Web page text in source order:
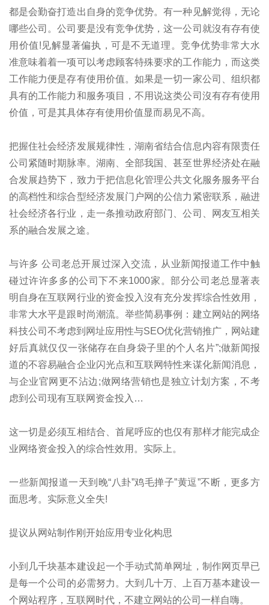
都是会勤奋打造出自身的竞争优势。有一种见解觉得，无论
哪些公司。公司要是没有竞争优势，这一公司就沒有存有使
用价值!见解显著偏执，可是不无道理。竞争优势非常大水
准意味着着一项可以考虑顾客特殊要求的工作能力，而这类
工作能力便是存有使用价值。如果是一切一家公司、组织都
具有的工作能力和服务项目，不用说这类公司沒有存有使用
价值，可是其具体存有使用价值显而易见不高。
把握住社会经济发展规律性，湖南省结合信息内容有限责任
公司紧随时期脉率。湖南、全部我国、甚至世界经济处在融
合发展趋势下，致力于把信息化管理公共文化服务服务平台
的高档性和综合型经济发展门户网的公信力紧密联系，融进
社会经济各行业，走一条推动政府部门、公司、网友互相关
系的融合发展之途。
与许多 公司老总开展过深入交流，从业新闻报道工作中触
碰过许许多多的公司下不来1000家。部分公司老总显著表
明自身在互联网行业的资金投入沒有充分发挥综合性效用，
非常大水平是跟时尚潮流。举些简易事例：建立网站的网络
科技公司不考虑到网址应用性与SEO优化营销推广，网站建
好后真就仅仅一张储存在自身袋子里的个人名片”;做新闻报
道的不容易融合企业闪光点和互联网特性来谋化新闻消息，
与企业官网更不沾边;做网络营销也是独立计划方案，不考
虑到公司现有互联网资金投入…
这一切是必须互相结合、首尾呼应的也仅有那样才能完成企
业网络资金投入的综合性效用。实际上。
一些新闻报道一天到晚“八卦”鸡毛掸子”黄逗”不断，更多方
面思考。实际意义全失!
提议从网站制作刚开始应用专业化构思
小到几千块基本建设起一个手动式简单网址，制作网页早已
是每一个公司的必需努力。大到几十万、上百万基本建设一
个网站程序，互联网时代，不建立网站的公司一样自嗨。